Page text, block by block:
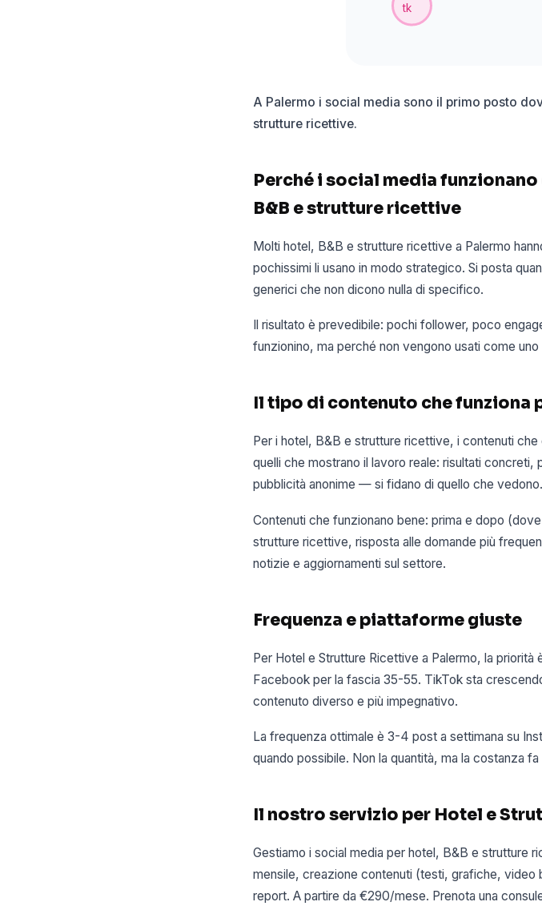
tk
A Palermo i social media sono il primo posto
strutture ricettive.
Perché i social media
B&B e strutture ricettive
Molti hotel, B&B e strutture ricettive a Palermo
pochissimi li usano in modo strategico. Si posta
generici che non dicono nulla di specifico.
Il risultato è prevedibile: pochi follower, poco
funzionino, ma perché non vengono usati come
Il tipo di contenuto che funziona
Per i hotel, B&B e strutture ricettive, i contenuti
quelli che mostrano il lavoro reale: risultati
pubblicità anonime — si fidano di quello che vedono.
Contenuti che funzionano bene: prima e dopo
strutture ricettive, risposta alle domande più
notizie e aggiornamenti sul settore.
Frequenza e piattaforme giuste
Per Hotel e Strutture Ricettive a Palermo, la
Facebook per la fascia 35-55. TikTok sta
contenuto diverso e più impegnativo.
La frequenza ottimale è 3-4 post a settimana su
quando possibile. Non la quantità, ma la costanza
Il nostro servizio per Hotel e
Gestiamo i social media per hotel, B&B e strutture
mensile, creazione contenuti (testi, grafiche,
report. A partire da €290/mese. Prenota una